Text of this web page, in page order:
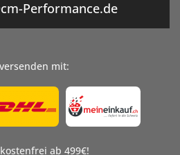
Performance.de
mit:
ab 499€!